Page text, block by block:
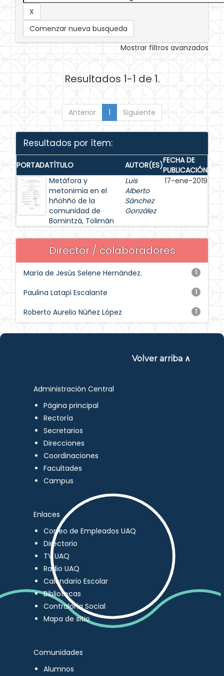
Comenzar nueva busqueda
Mostrar filtros avanzados
Resultados 1-1 de 1.
Anterior 1 Siguiente
Resultados por ítem:
PORTADATÍTULO AUTOR(ES)FECHA DE
PUBLICACIÓN
Metáfora y
metonimia en el
hñöhñö de la
comunidad de
Bomintzá, Tolimán
Luis
Alberto
Sánchez
González
17-ene-2019
Director / colaboradores
1
María de Jesús Selene Hernández.
1
Paulina Latapi Escalante
1
Roberto Aurelio Núñez López
Volver arriba ∧
Administración Central
Página principal
Rectoría
Secretarios
Direcciones
Coordinaciones
Facultades
Campus
Enlaces
Correo de Empleados UAQ
Directorio
TV UAQ
Radio UAQ
Calendario Escolar
Bibliotecas
Contraloría Social
Mapa de sitio
Comunidades
Alumnos